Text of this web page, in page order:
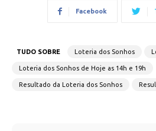
Facebook
TUDO SOBRE Loteria dos Sonhos
Loteria dos Sonhos de Hoje as 14h e 19h
Resultado da Loteria dos Sonhos